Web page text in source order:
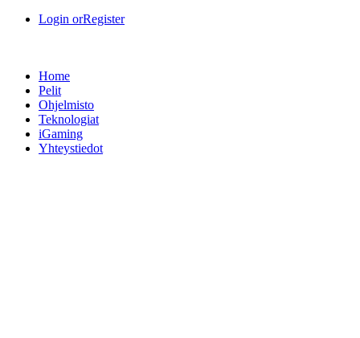
Login orRegister
Home
Pelit
Ohjelmisto
Teknologiat
iGaming
Yhteystiedot